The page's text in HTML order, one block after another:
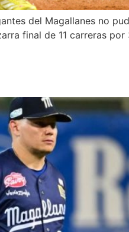
del Magallanes no
final de 11 carreras por